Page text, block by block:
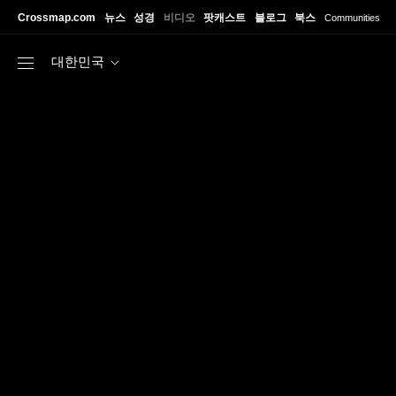
Crossmap.com 뉴스 성경 비디오 팟캐스트 블로그 북스 Communities
대한민국